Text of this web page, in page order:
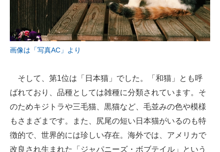
画像は「写真AC」より
そして、第1位は「日本猫」でした。「和猫」とも呼
ばれており、品種としては雑種に分類されています。そ
のためキジトラや三毛猫、黒猫など、毛並みの色や模様
もさまざまです。また、尻尾の短い日本猫がいるのも特
徴的で、世界的には珍しい存在。海外では、アメリカで
改良され生まれた「ジャパニーズ・ボブテイル」という